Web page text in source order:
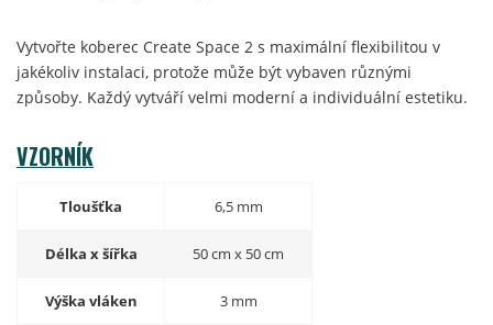
Vytvořte koberec Create Space 2 s maximální flexibilitou v
jakékoliv instalaci, protože může být vybaven různými
způsoby. Každý vytváří velmi moderní a individuální estetiku.
VZORNÍK
Tloušťka 6,5 mm
Délka x šířka 50 cm x 50 cm
Výška vláken 3 mm